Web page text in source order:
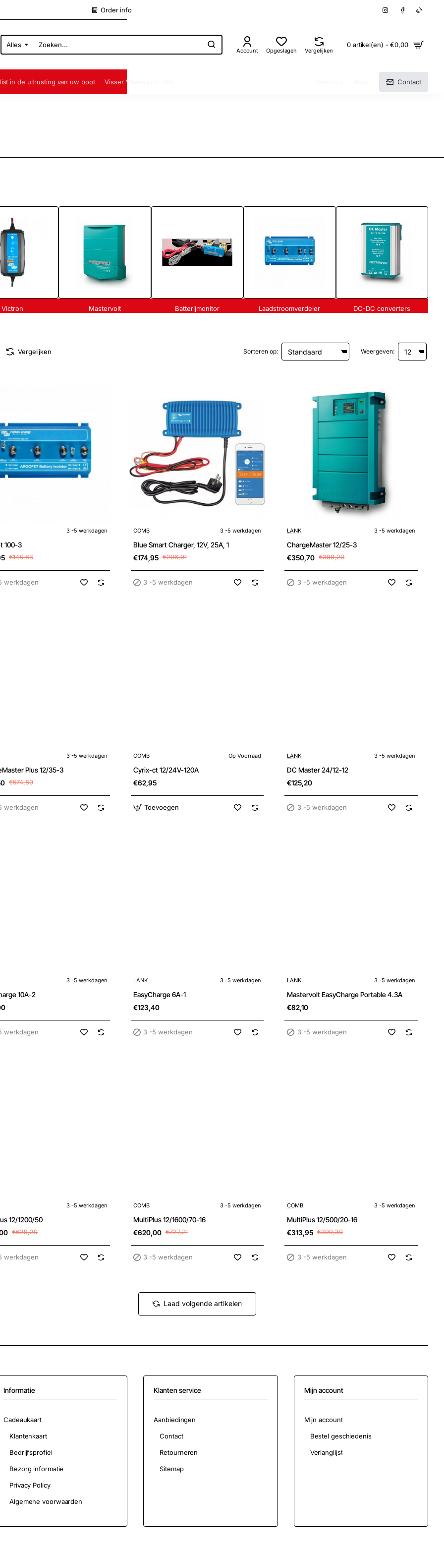
Order info
Alles
Zoeken... Account Opgeslagen Vergelijken
0 artikel(en) - €0,00
in de uitrusting van uw boot Visser Watersport info Contact
Victron Mastervolt Batterijmonitor Laadstroomverdeler DC-DC converters
Vergelijken Sorteren op: Weergeven:
3 -5 werkdagen
100-3
€148,83
werkdagen
Sale
3 -5 werkdagen
COMB 3 -5 werkdagen
Blue Smart Charger, 12V, 25A, 1
€174,95 €206,91
3 -5 werkdagen
Sale
3 -5 werkdagen
LANK 3 -5 werkdagen
ChargeMaster 12/25-3
€350,70 €388,20
3 -5 werkdagen
3 -5 werkdagen
Plus 12/35-3
€574,80
werkdagen
COMB Op Voorraad
Cyrix-ct 12/24V-120A
€62,95
Toevoegen
3 -5 werkdagen
LANK 3 -5 werkdagen
DC Master 24/12-12
€125,20
3 -5 werkdagen
3 -5 werkdagen
10A-2
werkdagen
3 -5 werkdagen
LANK 3 -5 werkdagen
EasyCharge 6A-1
€123,40
3 -5 werkdagen
3 -5 werkdagen
LANK 3 -5 werkdagen
Mastervolt EasyCharge Portable 4.3A
€82,10
3 -5 werkdagen
3 -5 werkdagen
12/1200/50
€629,20
werkdagen
Sale
3 -5 werkdagen
COMB 3 -5 werkdagen
MultiPlus 12/1600/70-16
€620,00 €727,21
3 -5 werkdagen
Sale
3 -5 werkdagen
COMB 3 -5 werkdagen
MultiPlus 12/500/20-16
€313,95 €399,30
3 -5 werkdagen
Laad volgende artikelen
Informatie
Cadeaukaart
Klantenkaart
Bedrijfsprofiel
Bezorg informatie
Privacy Policy
Algemene voorwaarden
Klanten service
Aanbiedingen
Contact
Retourneren
Sitemap
Mijn account
Mijn account
Bestel geschiedenis
Verlanglijst